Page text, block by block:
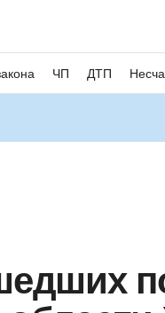
ЧП ДТП